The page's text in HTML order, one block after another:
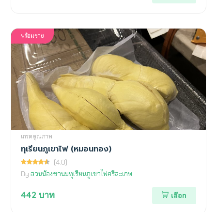
พร้อมขาย
เกรดคุณภาพ
ทุเรียนภูเขาไฟ (หมอนทอง)
(4.0)
By สวนน้องชานมทุเรียนภูเขาไฟศรีสะเกษ
442 บาท เลือก